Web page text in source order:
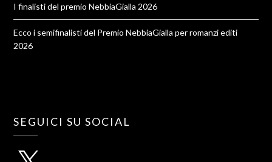
I finalisti del premio NebbiaGialla 2026
Ecco i semifinalisti del Premio NebbiaGialla per romanzi editi
2026
SEGUICI SU SOCIAL